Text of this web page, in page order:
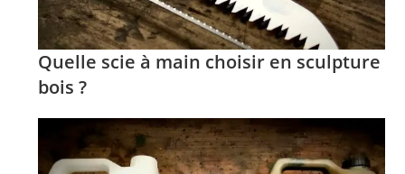
Quelle scie à main choisir en sculpture
bois ?